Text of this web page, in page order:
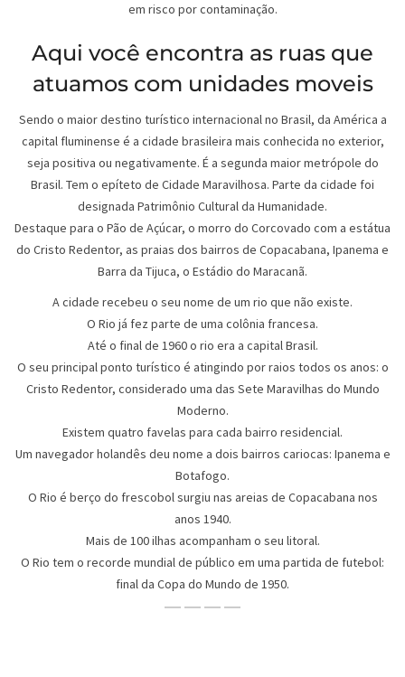
em risco por contaminação.
Aqui você encontra as ruas que
atuamos com unidades moveis
Sendo o maior destino turístico internacional no Brasil, da América a
capital fluminense é a cidade brasileira mais conhecida no exterior,
seja positiva ou negativamente. É a segunda maior metrópole do
Brasil. Tem o epíteto de Cidade Maravilhosa. Parte da cidade foi
designada Patrimônio Cultural da Humanidade.
Destaque para o Pão de Açúcar, o morro do Corcovado com a estátua
do Cristo Redentor, as praias dos bairros de Copacabana, Ipanema e
Barra da Tijuca, o Estádio do Maracanã.
A cidade recebeu o seu nome de um rio que não existe.
O Rio já fez parte de uma colônia francesa.
Até o final de 1960 o rio era a capital Brasil.
O seu principal ponto turístico é atingindo por raios todos os anos: o
Cristo Redentor, considerado uma das Sete Maravilhas do Mundo
Moderno.
Existem quatro favelas para cada bairro residencial.
Um navegador holandês deu nome a dois bairros cariocas: Ipanema e
Botafogo.
O Rio é berço do frescobol surgiu nas areias de Copacabana nos
anos 1940.
Mais de 100 ilhas acompanham o seu litoral.
O Rio tem o recorde mundial de público em uma partida de futebol:
final da Copa do Mundo de 1950.